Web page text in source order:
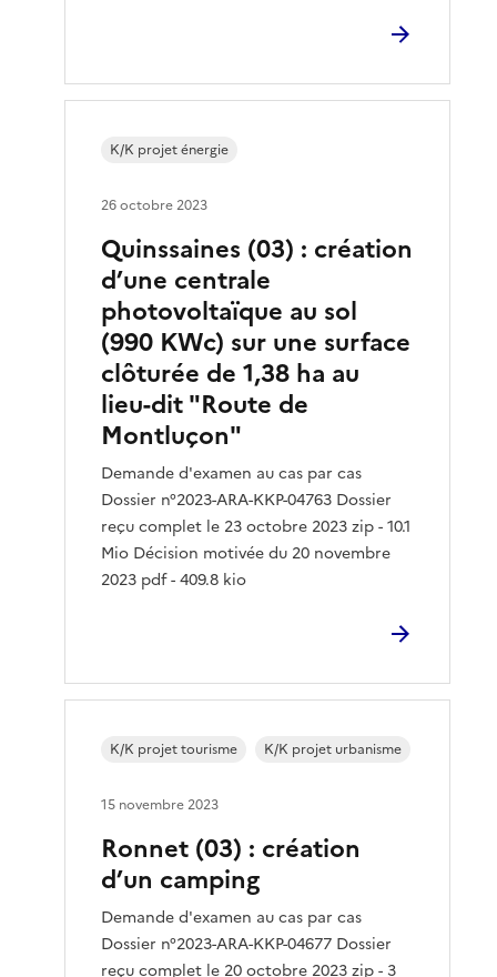
Quinssaines (03) : création
d’une centrale
photovoltaïque au sol
(990 KWc) sur une surface
clôturée de 1,38 ha au
lieu-dit "Route de
Montluçon"
Demande d'examen au cas par cas
Dossier n°2023-ARA-KKP-04763 Dossier
reçu complet le 23 octobre 2023 zip - 10.1
Mio Décision motivée du 20 novembre
2023 pdf - 409.8 kio
K/K projet énergie
26 octobre 2023
Ronnet (03) : création
d’un camping
Demande d'examen au cas par cas
Dossier n°2023-ARA-KKP-04677 Dossier
reçu complet le 20 octobre 2023 zip - 3
K/K projet tourisme K/K projet urbanisme
15 novembre 2023